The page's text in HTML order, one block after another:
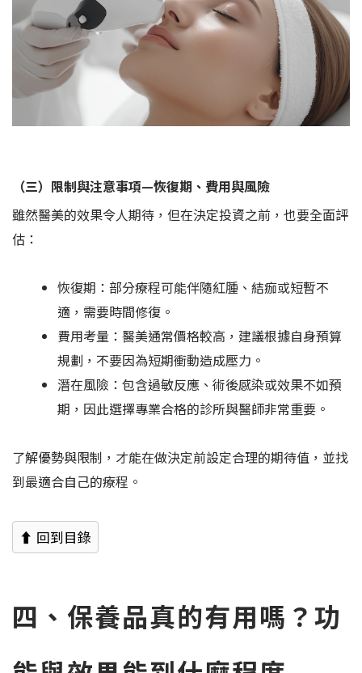
（三）限制與注意事項—恢復期、費用與風險
雖然醫美的效果令人期待，但在決定投資之前，也要全面評
估：
恢復期：部分療程可能伴隨紅腫、結痂或短暫不
適，需要時間修復。
費用考量：醫美通常價格較高，建議根據自身預算
規劃，不要因為短期衝動造成壓力。
潛在風險：包含過敏反應、術後感染或效果不如預
期，因此選擇專業合格的診所與醫師非常重要。
了解優勢與限制，才能在做決定前設定合理的期待值，並找
到最適合自己的療程。
⬆ 回到目錄
四、保養品真的有用嗎？功